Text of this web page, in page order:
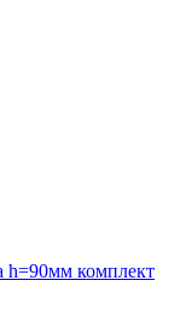
комплект